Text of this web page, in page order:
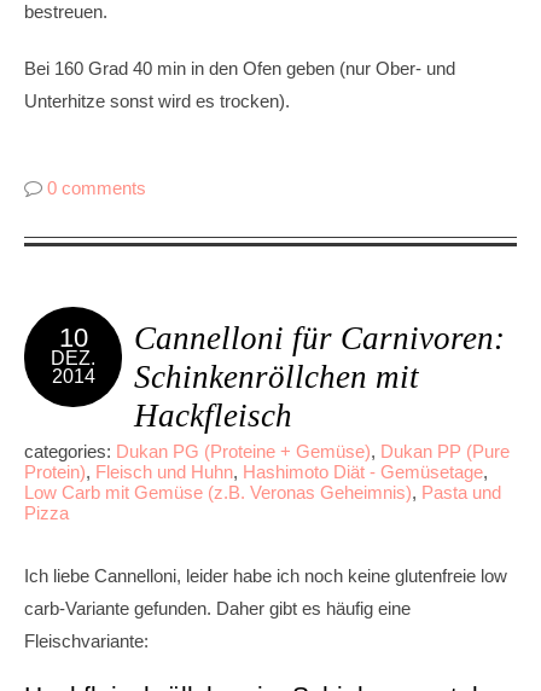
bestreuen.
Bei 160 Grad 40 min in den Ofen geben (nur Ober- und
Unterhitze sonst wird es trocken).
0 comments
10
DEZ.
2014
Cannelloni für Carnivoren:
Schinkenröllchen mit
Hackfleisch
categories: Dukan PG (Proteine + Gemüse), Dukan PP (Pure
Protein), Fleisch und Huhn, Hashimoto Diät - Gemüsetage,
Low Carb mit Gemüse (z.B. Veronas Geheimnis), Pasta und
Pizza
Ich liebe Cannelloni, leider habe ich noch keine glutenfreie low
carb-Variante gefunden. Daher gibt es häufig eine
Fleischvariante: